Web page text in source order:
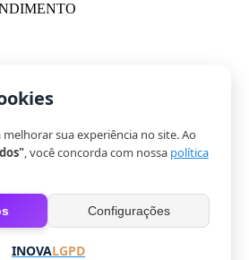
2024
sua experiência no site. Ao
, você concorda com nossa política
Configurações
INOVALGPD